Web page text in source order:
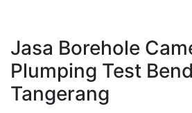
Jasa Borehole
Plumping Test
Tangerang